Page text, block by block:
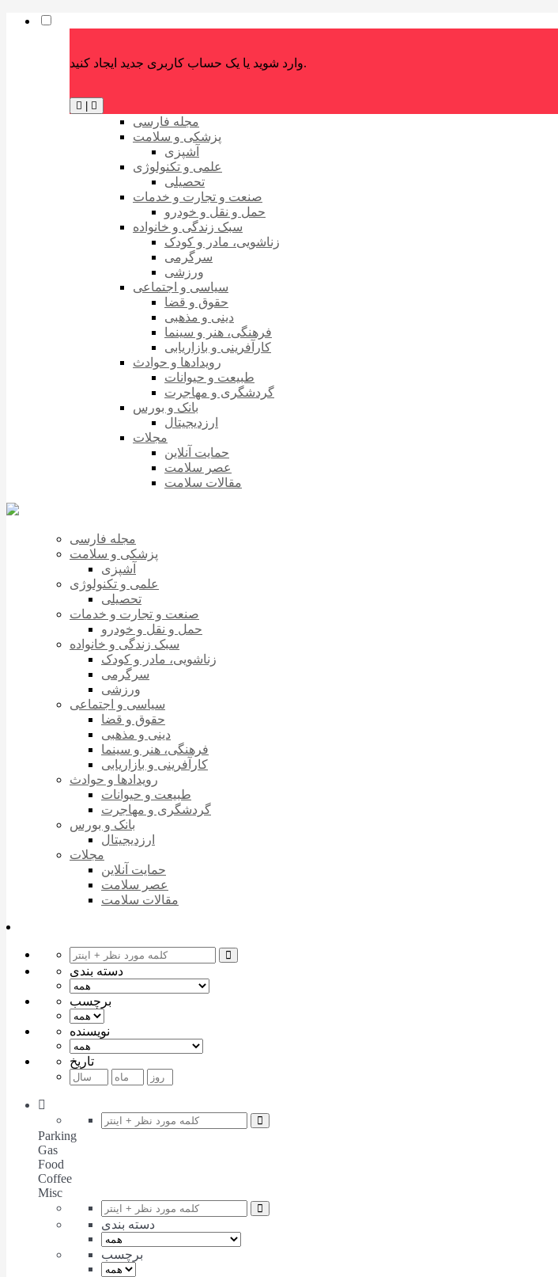
وارد شوید یا یک حساب کاربری جدید ایجاد کنید.
مجله فارسی
پزشکی و سلامت
آشپزی
علمی و تکنولوژی
تحصیلی
صنعت و تجارت و خدمات
حمل و نقل و خودرو
سبک زندگی و خانواده
زناشویی، مادر و کودک
سرگرمی
ورزشی
سیاسی و اجتماعی
حقوق و قضا
دینی و مذهبی
فرهنگی، هنر و سینما
کارآفرینی و بازاریابی
رویدادها و حوادث
طبیعت و حیوانات
گردشگری و مهاجرت
بانک و بورس
ارزدیجیتال
مجلات
حمایت آنلاین
عصر سلامت
مقالات سلامت
مجله فارسی
پزشکی و سلامت
آشپزی
علمی و تکنولوژی
تحصیلی
صنعت و تجارت و خدمات
حمل و نقل و خودرو
سبک زندگی و خانواده
زناشویی، مادر و کودک
سرگرمی
ورزشی
سیاسی و اجتماعی
حقوق و قضا
دینی و مذهبی
فرهنگی، هنر و سینما
کارآفرینی و بازاریابی
رویدادها و حوادث
طبیعت و حیوانات
گردشگری و مهاجرت
بانک و بورس
ارزدیجیتال
مجلات
حمایت آنلاین
عصر سلامت
مقالات سلامت
دسته بندی
برچسب
نویسنده
تاریخ
Parking
Gas
Food
Coffee
Misc
دسته بندی
برچسب